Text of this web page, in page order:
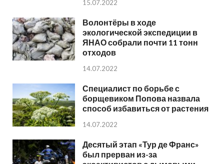
15.07.2022
Волонтёры в ходе
экологической экспедиции в
ЯНАО собрали почти 11 тонн
отходов
14.07.2022
Специалист по борьбе с
борщевиком Попова назвала
способ избавиться от растения
14.07.2022
Десятый этап «Тур де Франс»
был прерван из-за